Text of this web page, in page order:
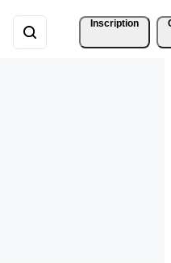
Inscription